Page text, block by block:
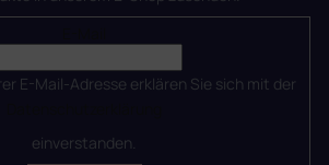
E-Mail-Adresse erklären Sie sich mit der
einverstanden.